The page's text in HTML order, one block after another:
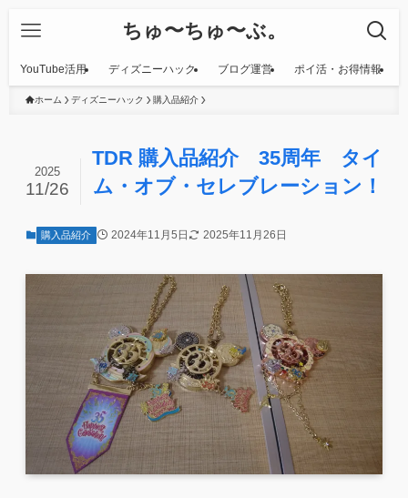
ちゅ〜ちゅ〜ぶ。
YouTube活用 ディズニーハック ブログ運営 ポイ活・お得情報
ホーム ディズニーハック 購入品紹介
TDR 購入品紹介 35周年 タイ
ム・オブ・セレブレーション！
2025
11/26
購入品紹介 2024年11月5日 2025年11月26日